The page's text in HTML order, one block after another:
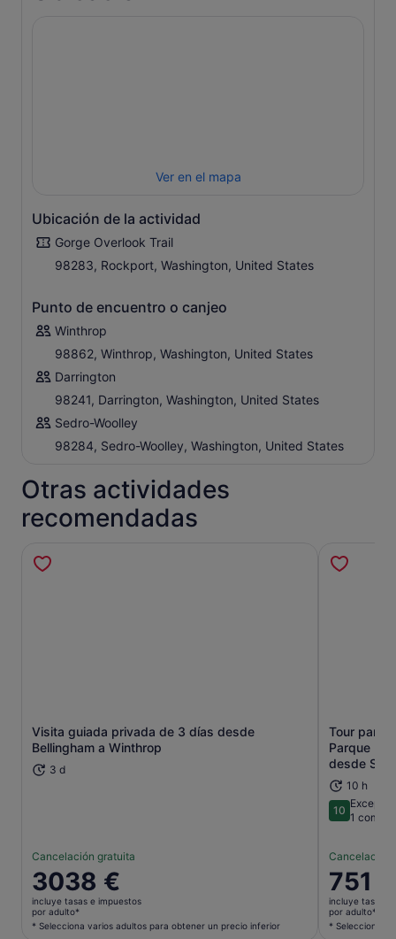
Ver en el mapa
Ubicación de la actividad
Gorge Overlook Trail
98283, Rockport, Washington, United States
Punto de encuentro o canjeo
Winthrop
98862, Winthrop, Washington, United States
Darrington
98241, Darrington, Washington, United States
Sedro-Woolley
98284, Sedro-Woolley, Washington, United States
Otras actividades
recomendadas
Visita guiada privada de 3 días desde
Bellingham a Winthrop
3 d
Cancelación gratuita
El
precio
es
de
3038 €
incluye tasas e impuestos
por adulto*
* Selecciona varios adultos para obtener un precio inferior
Se abre en una pestaña nueva
Tour
Parque
desde
10 h
1010 sobre
1
Cancelación
El
precio
es
de
751 €
incluye tasas e
por adulto*
* Selecciona